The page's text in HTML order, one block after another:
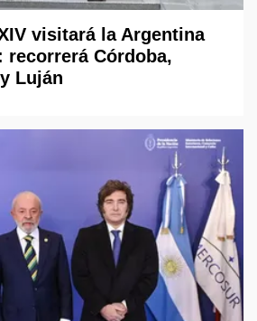
visitará la Argentina
recorrerá Córdoba,
Luján